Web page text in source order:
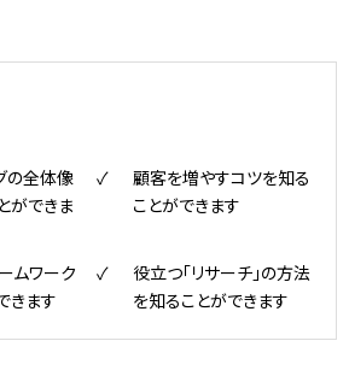
の全体像
ができま
顧客を増やすコツを知る
ことができます
ムワーク
きます
役立つ「リサーチ」の方法
を知ることができます